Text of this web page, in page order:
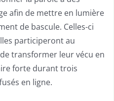
afin de mettre en lumière
de bascule. Celles-ci
participeront au
transformer leur vécu en
forte durant trois
en ligne.